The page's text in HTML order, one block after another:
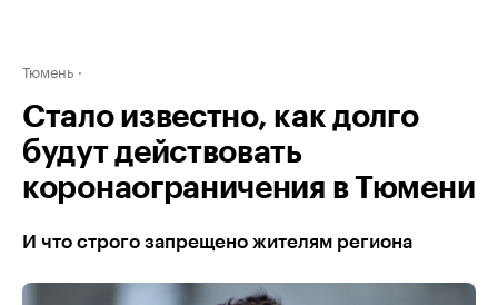
Тюмень
Стало известно, как долго
будут действовать
коронаограничения в Тюмени
И что строго запрещено жителям региона